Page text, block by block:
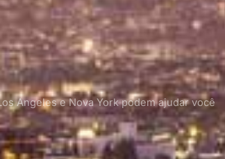
Angeles e Nova York podem ajudar você